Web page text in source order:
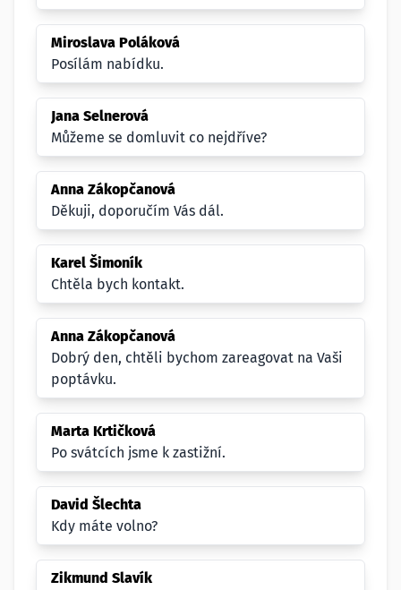
Miroslava Poláková
Posílám nabídku.
Jana Selnerová
Můžeme se domluvit co nejdříve?
Anna Zákopčanová
Děkuji, doporučím Vás dál.
Karel Šimoník
Chtěla bych kontakt.
Anna Zákopčanová
Dobrý den, chtěli bychom zareagovat na Vaši
poptávku.
Marta Krtičková
Po svátcích jsme k zastižní.
David Šlechta
Kdy máte volno?
Zikmund Slavík